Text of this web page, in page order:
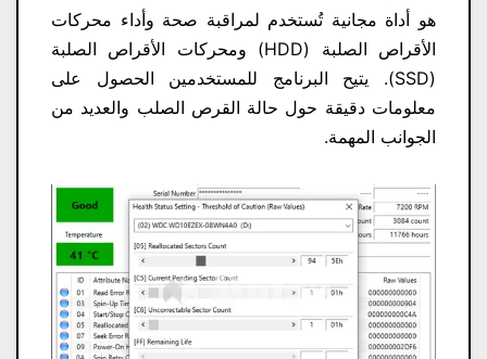
هو أداة مجانية تُستخدم لمراقبة صحة وأداء محركات
الأقراص الصلبة (HDD) ومحركات الأقراص الصلبة
(SSD). يتيح البرنامج للمستخدمين الحصول على
معلومات دقيقة حول حالة القرص الصلب والعديد من
الجوانب المهمة.